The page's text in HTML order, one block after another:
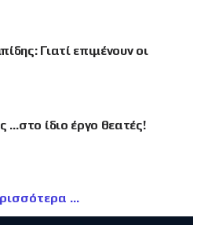
Γιατί επιμένουν οι
…στο ίδιο έργο θεατές!